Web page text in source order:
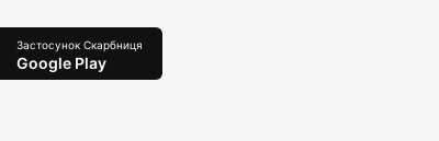
Застосунок Скарбниця
Google Play